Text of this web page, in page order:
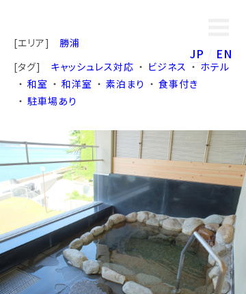
JP EN
[エリア]
勝浦
[タグ]
キャッシュレス対応 ビジネス
ホテル
和室
和洋室 素泊まり
食事付き
駐車場あり